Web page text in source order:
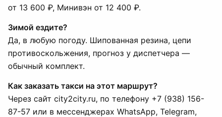
от 13 600 ₽, Минивэн от 12 400 ₽.
Зимой ездите?
Да, в любую погоду. Шипованная резина, цепи
противоскольжения, прогноз у диспетчера —
обычный комплект.
Как заказать такси на этот маршрут?
Через сайт city2city.ru, по телефону +7 (938) 156-
87-57 или в мессенджерах WhatsApp, Telegram,